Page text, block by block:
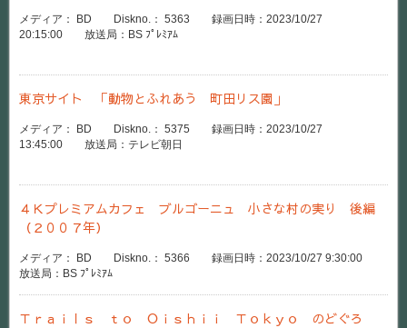
メディア： BD Diskno.： 5363 録画日時：2023/10/27
20:15:00 放送局：BS ﾌﾟﾚﾐｱﾑ
東京サイト 「動物とふれあう 町田リス園」
メディア： BD Diskno.： 5375 録画日時：2023/10/27
13:45:00 放送局：テレビ朝日
４Ｋプレミアムカフェ ブルゴーニュ 小さな村の実り 後編
（２００７年）
メディア： BD Diskno.： 5366 録画日時：2023/10/27 9:30:00
放送局：BS ﾌﾟﾚﾐｱﾑ
Ｔｒａｉｌｓ ｔｏ Ｏｉｓｈｉｉ Ｔｏｋｙｏ のどぐろ